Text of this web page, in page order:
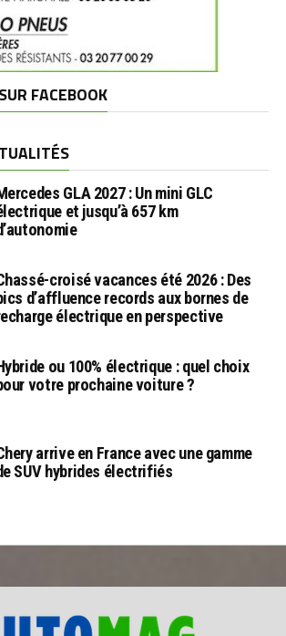
FACEBOOK
GLA 2027 : Un mini GLC
et jusqu’à 657 km
croisé vacances été 2026 : Des
d’affluence records aux bornes de
électrique en perspective
ou 100% électrique : quel choix
votre prochaine voiture ?
arrive en France avec une gamme
SUV hybrides électrifiés